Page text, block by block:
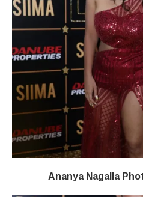
Ananya Nagalla